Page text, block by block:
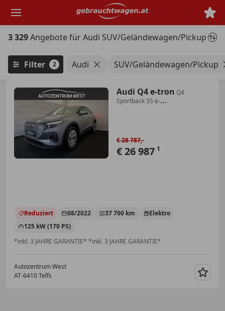
Hauptinhalt
3 329Angebote für Audi SUV/Geländewagen/Pickup
Filter 2 Audi SUV/Geländewagen/Pickup
Audi Q4 e-tron Q4
Sportback 35 e-
€ 26 987 1
€ 28 787,-
Reduziert 08/2022 37 700 km
Elektro
125 kW (170 PS)
*inkl. 3 JAHRE GARANTIE* *inkl. 3 JAHRE GARANTIE*
Autozentrum West
AT-6410 Telfs